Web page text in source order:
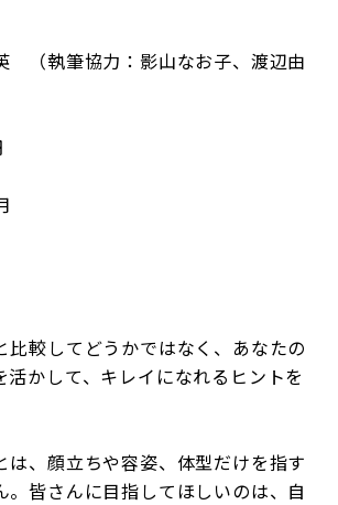
（執筆協力：影山なお子、渡辺由
比較してどうかではなく、あなたの
活かして、キレイになれるヒントを
は、顔立ちや容姿、体型だけを指す
。皆さんに目指してほしいのは、自